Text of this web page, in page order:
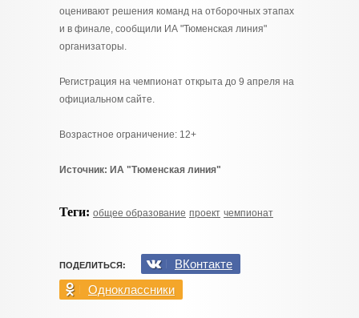
оценивают решения команд на отборочных этапах
и в финале, сообщили ИА "Тюменская линия"
организаторы.
Регистрация на чемпионат открыта до 9 апреля на
официальном сайте.
Возрастное ограничение: 12+
Источник: ИА "Тюменская линия"
Теги: общее образование проект чемпионат
ПОДЕЛИТЬСЯ:
ВКонтакте
Одноклассники